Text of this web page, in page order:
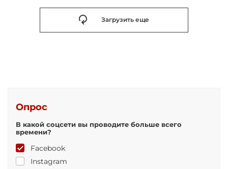
Загрузить еще
Опрос
В какой соцсети вы проводите больше всего
времени?
Facebook
Instagram